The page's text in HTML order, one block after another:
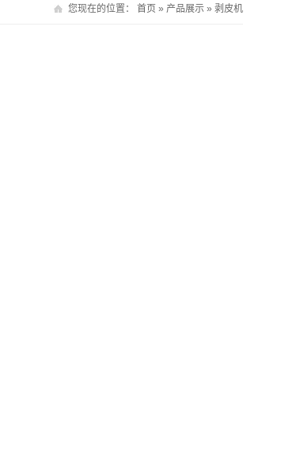
您现在的位置： 首页 » 产品展示 » 剥皮机